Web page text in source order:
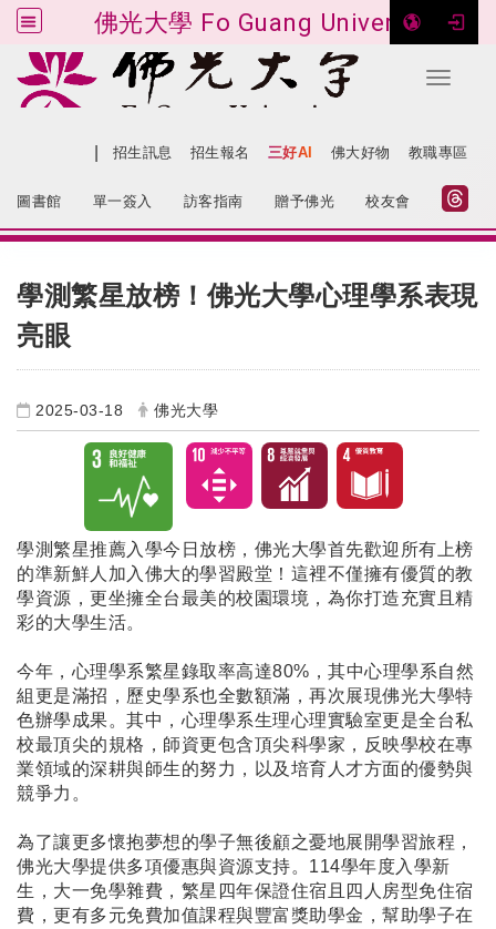
佛光大學 Fo Guang University
Toggle
跳到主要內容
招生訊息 招生報名 三好AI 佛大好物 教職專區
圖書館 單一簽入 訪客指南 贈予佛光 校友會
學測繁星放榜！佛光大學心理學系表現
亮眼
2025-03-18 佛光大學
學測繁星推薦入學今日放榜，佛光大學首先歡迎所有上榜
的準新鮮人加入佛大的學習殿堂！這裡不僅擁有優質的教
學資源，更坐擁全台最美的校園環境，為你打造充實且精
彩的大學生活。
今年，心理學系繁星錄取率高達80%，其中心理學系自然
組更是滿招，歷史學系也全數額滿，再次展現佛光大學特
色辦學成果。其中，心理學系生理心理實驗室更是全台私
校最頂尖的規格，師資更包含頂尖科學家，反映學校在專
業領域的深耕與師生的努力，以及培育人才方面的優勢與
競爭力。
為了讓更多懷抱夢想的學子無後顧之憂地展開學習旅程，
佛光大學提供多項優惠與資源支持。114學年度入學新
生，大一免學雜費，繁星四年保證住宿且四人房型免住宿
費，更有多元免費加值課程與豐富獎助學金，幫助學子在